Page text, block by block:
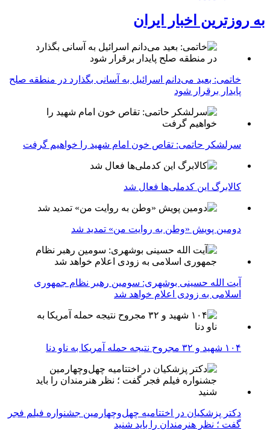
به روزترین اخبار ایران
خاتمی: بعید می‌دانم اسرائیل به آسانی بگذارد در منطقه صلح
پایدار برقرار شود
سرلشکر حاتمی: تقاص خون امام شهید را خواهیم گرفت
کالابرگ این کدملی‌ها فعال شد
دومین پویش «وطن به روایت من» تمدید شد
آیت الله حسینی بوشهری: سومین رهبر نظام جمهوری
اسلامی به زودی اعلام خواهد شد
۱۰۴ شهید و ۳۲ مجروح نتیجه حمله آمریکا به ناو دنا
دکتر پزشکیان در اختتامیه چهل‌وچهارمین جشنواره فیلم فجر
گفت ؛ نظر هنرمندان را باید شنید